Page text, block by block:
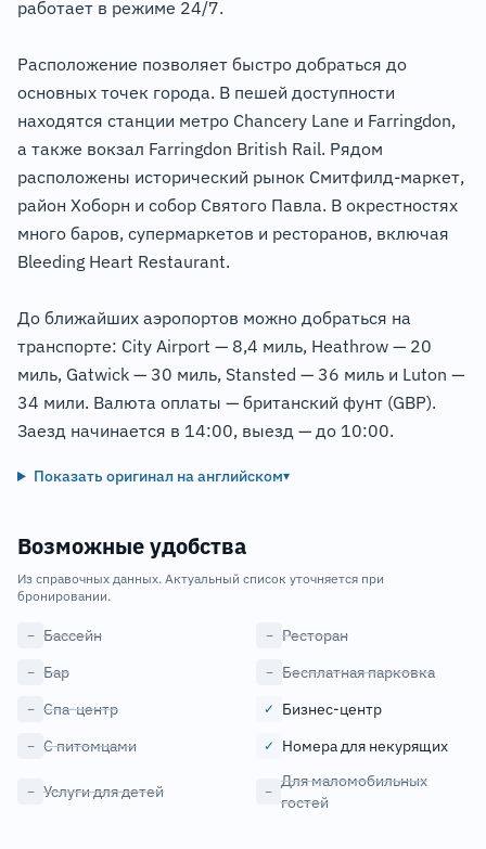
работает в режиме 24/7.
Расположение позволяет быстро добраться до
основных точек города. В пешей доступности
находятся станции метро Chancery Lane и Farringdon,
а также вокзал Farringdon British Rail. Рядом
расположены исторический рынок Смитфилд-маркет,
район Хоборн и собор Святого Павла. В окрестностях
много баров, супермаркетов и ресторанов, включая
Bleeding Heart Restaurant.
До ближайших аэропортов можно добраться на
транспорте: City Airport — 8,4 миль, Heathrow — 20
миль, Gatwick — 30 миль, Stansted — 36 миль и Luton —
34 мили. Валюта оплаты — британский фунт (GBP).
Заезд начинается в 14:00, выезд — до 10:00.
Показать оригинал на английском▾
Возможные удобства
Из справочных данных. Актуальный список уточняется при
бронировании.
− Бассейн − Ресторан
− Бар − Бесплатная парковка
− Спа-центр ✓ Бизнес-центр
− С питомцами ✓ Номера для некурящих
− Услуги для детей −
Для маломобильных
гостей